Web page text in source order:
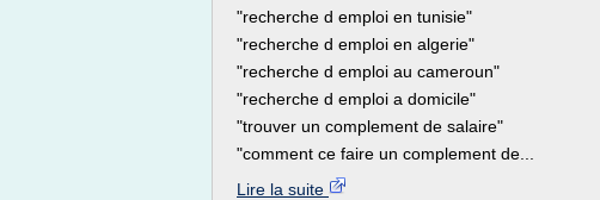
"recherche d emploi en tunisie"
"recherche d emploi en algerie"
"recherche d emploi au cameroun"
"recherche d emploi a domicile"
"trouver un complement de salaire"
"comment ce faire un complement de...
Lire la suite